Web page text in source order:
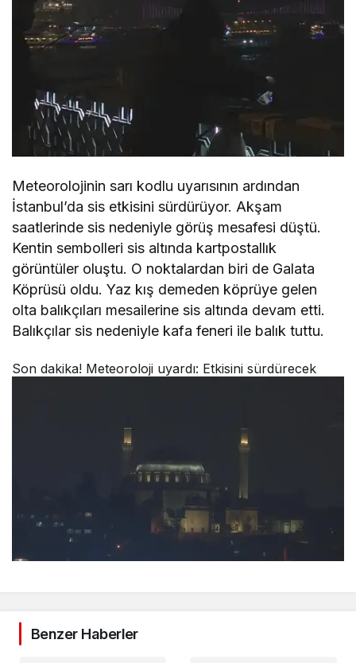
Meteorolojinin sarı kodlu uyarısının ardından
İstanbul’da sis etkisini sürdürüyor. Akşam
saatlerinde sis nedeniyle görüş mesafesi düştü.
Kentin sembolleri sis altında kartpostallık
görüntüler oluştu. O noktalardan biri de Galata
Köprüsü oldu. Yaz kış demeden köprüye gelen
olta balıkçıları mesailerine sis altında devam etti.
Balıkçılar sis nedeniyle kafa feneri ile balık tuttu.
Son dakika! Meteoroloji uyardı: Etkisini sürdürecek
Benzer Haberler